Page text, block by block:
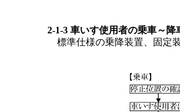
2-1-3 車いす使用者の乗車～降
標準仕様の乗降装置、固定